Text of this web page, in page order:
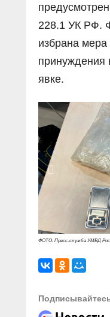
228.1 УК РФ.
избрана мера
принуждения
явке.
ФОТО: Пресс-служба УМВД